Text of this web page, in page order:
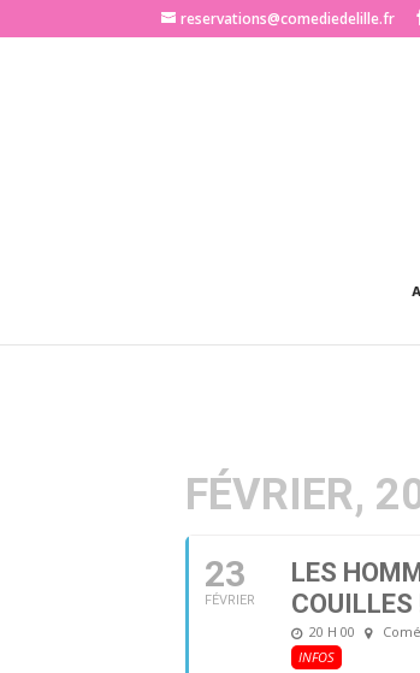
http://www.comediedelille.frreservations@comediedelille.fr
FÉVRIER,
23
FÉVRIER
LES
COUILLES
20 H 00
INFOS